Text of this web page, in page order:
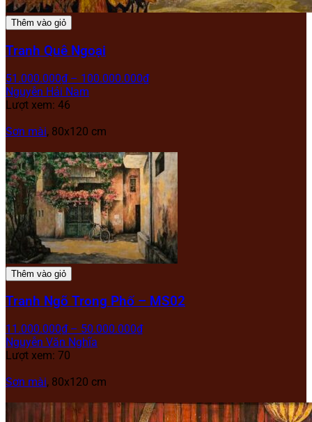
Thêm vào giỏ
Tranh Quê Ngoại
51.000.000₫ – 100.000.000₫
Nguyễn Hải Nam
Lượt xem: 46
Sơn mài, 80x120 cm
Thêm vào giỏ
Tranh Ngõ Trong Phố – MS02
11.000.000₫ – 50.000.000₫
Nguyễn Văn Nghĩa
Lượt xem: 70
Sơn mài, 80x120 cm